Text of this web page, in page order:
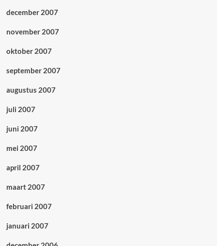
december 2007
november 2007
oktober 2007
september 2007
augustus 2007
juli 2007
juni 2007
mei 2007
april 2007
maart 2007
februari 2007
januari 2007